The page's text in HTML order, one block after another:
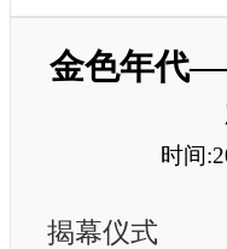
金色年代
时间
揭幕仪式